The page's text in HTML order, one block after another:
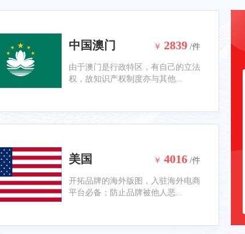
中国澳门 ￥ 2839 /件
由于澳门是行政特区，有自己的立法
权，故知识产权制度亦与其他...
美国 ￥ 4016 /件
开拓品牌的海外版图，入驻海外电商
平台必备；防止品牌被他人恶...